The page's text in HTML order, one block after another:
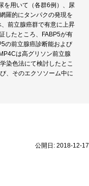
を用いて（各群6例）、尿
羅的にタンパクの発現を
前立腺癌群で有意に上昇
したところ、FABP5が有
の前立腺癌診断能および
は高グリソン前立腺
染色法にて検討したとこ
、そのエクソソーム中に
公開日: 2018-12-17